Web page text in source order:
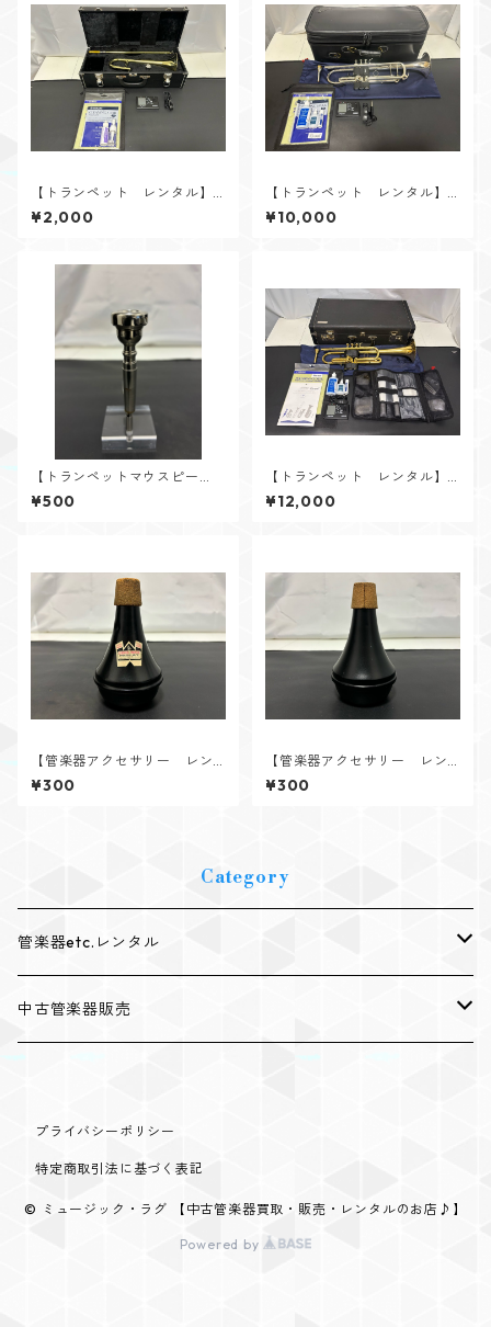
【トランペット レンタル】J
UPITER（ジュピター） JST-
314L（スライドトランペッ
¥2,000
【トランペット レンタル】Y
AMAHA（ヤマハ） YTR-833
5S Xeno 現行モデル（Xeno第
¥10,000
【トランペットマウスピー
ス レンタル】V.Bach（バッ
ク） 3C ラージレター
¥500
【トランペット レンタル】S
chilke（シルキー） C3Lb G
P
¥12,000
【管楽器アクセサリー レン
タル】DENIS WICK（デニスウ
ィック） トランペット・コ
¥300
【管楽器アクセサリー レン
タル】DENIS WICK（デニスウ
ィック） トランペット・コ
¥300
Category
管楽器etc.レンタル
レンタルトランペット
レンタルユーフォニアム
レンタルウインドシンセサイザー
中古管楽器販売
中古トロンボーン販売
中古サクソフォン販売
プライバシーポリシー
特定商取引法に基づく表記
© ミュージック・ラグ 【中古管楽器買取・販売・レンタルのお店♪】
Powered by